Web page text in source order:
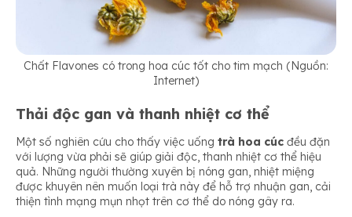
Chất Flavones có trong hoa cúc tốt cho tim mạch (Nguồn:
Internet)
Thải độc gan và thanh nhiệt cơ thể
Một số nghiên cứu cho thấy việc uống trà hoa cúc đều đặn
với lượng vừa phải sẽ giúp giải độc, thanh nhiệt cơ thể hiệu
quả. Những người thường xuyên bị nóng gan, nhiệt miệng
được khuyên nên muốn loại trà này để hỗ trợ nhuận gan, cải
thiện tình mạng mụn nhọt trên cơ thể do nóng gây ra.